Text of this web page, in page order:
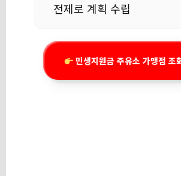
전제로 계획 수립
민생지원금 주유소 가맹점 조